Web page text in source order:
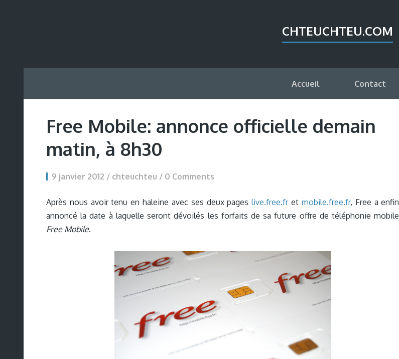
CHTEUCHTEU.COM
Accueil Contact
Free Mobile: annonce officielle demain
matin, à 8h30
9 janvier 2012 / chteuchteu / 0 Comments
Après nous avoir tenu en haleine avec ses deux pageslive.free.fret mobile.free.fr, Free a enfin
annoncé la date à laquelle seront dévoilés les forfaits de sa future offre de téléphonie mobile
Free Mobile.